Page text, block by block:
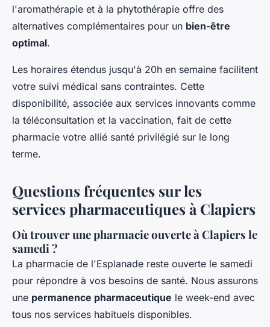
l'aromathérapie et à la phytothérapie offre des
alternatives complémentaires pour un bien-être
optimal.
Les horaires étendus jusqu'à 20h en semaine facilitent
votre suivi médical sans contraintes. Cette
disponibilité, associée aux services innovants comme
la téléconsultation et la vaccination, fait de cette
pharmacie votre allié santé privilégié sur le long
terme.
Questions fréquentes sur les
services pharmaceutiques à Clapiers
Où trouver une pharmacie ouverte à Clapiers le
samedi ?
La pharmacie de l'Esplanade reste ouverte le samedi
pour répondre à vos besoins de santé. Nous assurons
une permanence pharmaceutique le week-end avec
tous nos services habituels disponibles.